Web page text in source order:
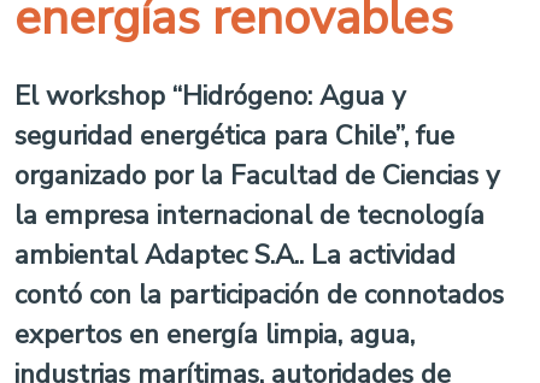
energías renovables
El workshop “Hidrógeno: Agua y
seguridad energética para Chile”, fue
organizado por la Facultad de Ciencias y
la empresa internacional de tecnología
ambiental Adaptec S.A.. La actividad
contó con la participación de connotados
expertos en energía limpia, agua,
industrias marítimas, autoridades de